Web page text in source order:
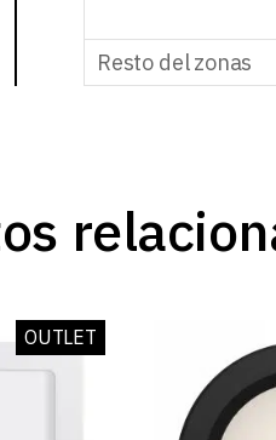
Resto del zonas
OUTLET